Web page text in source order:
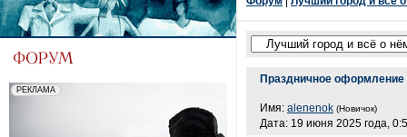
Праздничное оформление
Имя: alenenok (Новичок)
Дата: 19 июня 2025 года,